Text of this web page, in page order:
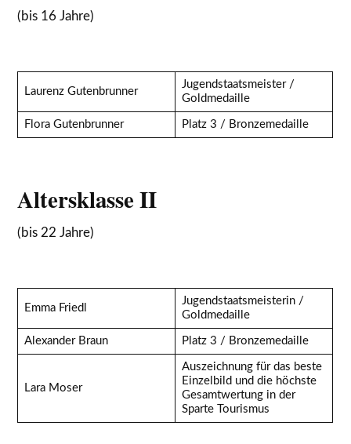
(bis 16 Jahre)
Laurenz Gutenbrunner
Jugendstaatsmeister /
Goldmedaille
Flora Gutenbrunner Platz 3 / Bronzemedaille
Altersklasse II
(bis 22 Jahre)
Emma Friedl
Jugendstaatsmeisterin /
Goldmedaille
Alexander Braun Platz 3 / Bronzemedaille
Lara Moser
Auszeichnung für das beste
Einzelbild und die höchste
Gesamtwertung in der
Sparte Tourismus